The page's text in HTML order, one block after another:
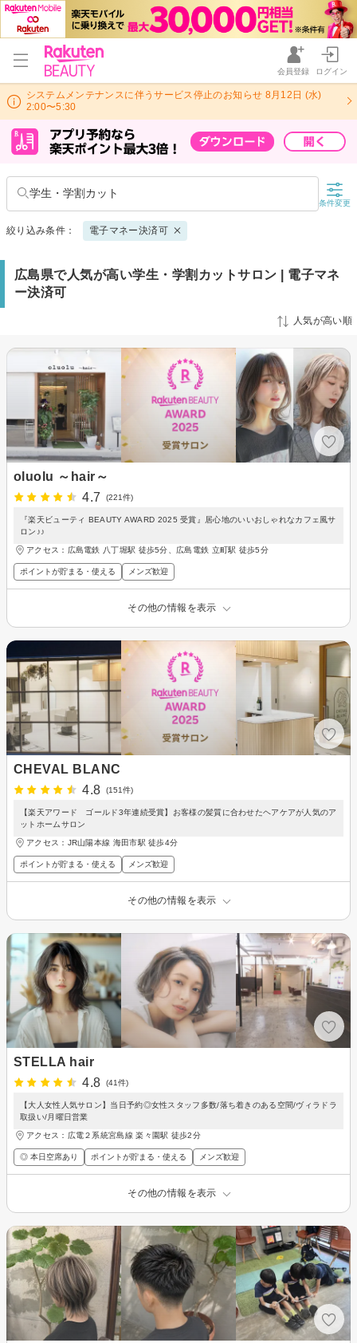
会員登録 ログイン
システムメンテナンスに伴うサービス停止のお知らせ 8月12日 (水)
2:00〜5:30
学生・学割カット
条件変更
絞り込み条件： 電子マネー決済可
広島県で人気が高い学生・学割カットサロン | 電子マネ
ー決済可
人気が高い順
oluolu ～hair～
4.7
(221件)
『楽天ビューティ BEAUTY AWARD 2025 受賞』居心地のいいおしゃれなカフェ風サ
ロン♪♪
アクセス：広島電鉄 八丁堀駅 徒歩5分、広島電鉄 立町駅 徒歩5分
ポイントが貯まる・使える メンズ歓迎
その他の情報を表示
CHEVAL BLANC
4.8
(151件)
【楽天アワード ゴールド3年連続受賞】お客様の髪質に合わせたヘアケアが人気のア
ットホームサロン
アクセス：JR山陽本線 海田市駅 徒歩4分
ポイントが貯まる・使える メンズ歓迎
その他の情報を表示
STELLA hair
4.8
(41件)
【大人女性人気サロン】当日予約◎女性スタッフ多数/落ち着きのある空間/ヴィラドラ
取扱い/月曜日営業
アクセス：広電２系統宮島線 楽々園駅 徒歩2分
◎ 本日空席あり ポイントが貯まる・使える メンズ歓迎
その他の情報を表示